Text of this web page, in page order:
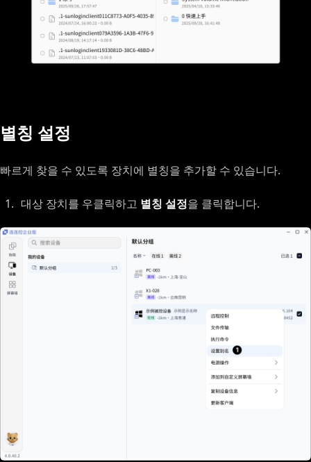
별칭 설정
빠르게 찾을 수 있도록 장치에 별칭을 추가할 수 있습니다.
대상 장치를 우클릭하고 별칭 설정을 클릭합니다.